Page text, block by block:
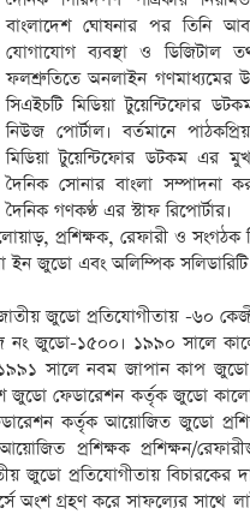
বাংলাদেশ ঘোষনার পর তিনি
যোগাযোগ ব্যবস্থা ও ডিজিটাল
ফলশ্রুতিতে অনলাইন গণমাধ্যমের
সিএইচটি মিডিয়া টুয়েন্টিফোর
নিউজ পোর্টাল। বর্তমানে
মিডিয়া টুয়েন্টিফোর ডটকম এর
দৈনিক সোনার বাংলা সম্পাদনা
দৈনিক গণকণ্ঠ এর স্টাফ রিপোর্টার।
প্রশিক্ষক, রেফারী ও
ইন জুডো এবং অলিম্পিক
জুডো প্রতিযোগীতায় -৬০
জুডো-১৫০০। ১৯৯০ সালে
সালে নবম জাপান কাপ জুডো
জুডো ফেডারেশন কর্তৃক জুডো
কর্তৃক আয়োজিত জুডো
প্রশিক্ষক প্রশিক্ষন/
জুডো প্রতিযোগীতায় বিচারকের
অংশ গ্রহণ করে সাফল্যের সাথে